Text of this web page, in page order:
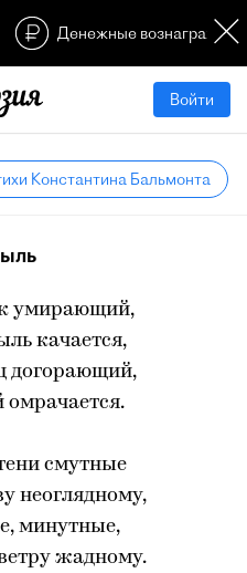
Денежные
Войти
Константина Бальмонта
умирающий,
качается,
догорающий,
омрачается.
смутные
неоглядному,
минутные,
жадному.